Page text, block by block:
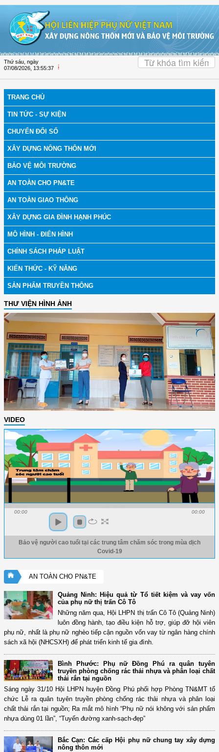
Thứ sáu, ngày
07/08/2026 13:55:37 Hội LHPN tỉnh Đồng Tháp
TRANG CHỦ
TIN TỨC - SỰ KIỆN
CHUYỂN ĐỔI SỐ
XÂY DỰNG NÔNG THÔN MỚI
BẢO VỆ MÔI TRƯỜNG
AN TOÀN CHO PN&TE
AN TOÀN GIAO THÔNG
XÂY DỰNG GIA ĐÌNH HẠNH PHÚC
MÔ HÌNH - ĐIỂN HÌNH
CHÍNH SÁCH PHÁP LUẬT
KIẾN THỨC - KỸ NĂNG
SẢN PHẨM TRUYỀN THÔNG
THƯ VIỆN HÌNH ẢNH
VIDEO
00:00 00:00
Bảo vệ người cao tuổi tại các trung tâm chăm sóc trong mùa dịch
Covid-19
AN TOÀN CHO PN&TE
Quảng Ninh: Hiệu quả từ Tổ tiết kiệm và vay vốn
của phụ nữ thị trấn Cô Tô
Những năm qua, Hội LHPN thị trấn Cô Tô (Quảng Ninh)
luôn đồng hành, tạo điều kiện hỗ trợ, giúp đỡ hội viên
phụ nữ, nhất là phụ nữ nghèo tiếp cận nguồn vốn vay từ ngân hàng chính
sách xã hội (NHCSXH) để phát triển kinh tế gia đình.
Bình Phước: Phụ nữ Đồng Phú ra quân tuyên
truyền phòng chống rác thải nhựa và phân loại chất
thải rắn tại nguồn
Sáng ngày 31/10 Hội LHPN huyện Đồng Phú phối hợp Phòng TN&MT tổ
chức Lễ ra quân tuyên truyền phòng chống rác thải nhựa và phân loại
chất thải rắn tại nguồn; Ra mắt mô hình “Phụ nữ nói không với sản phẩm
nhựa dùng 01 lần”, “Tuyến đường xanh-sạch-đẹp”
Bắc Cạn: Các cấp Hội phụ nữ chung tay xây dựng
nông thôn mới
OK